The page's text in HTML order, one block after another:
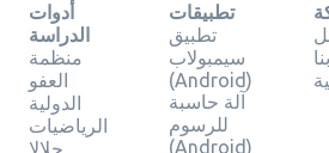
أدوات
الدراسة
منظمة
العفو
الدولية
الرياضيات
حلالا
تطبيقات
تطبيق
سيمبولاب
(Android)
آلة حاسبة
للرسوم
(Android)
بنا